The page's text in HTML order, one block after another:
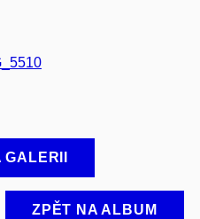
ZPĚT NA ALBUM